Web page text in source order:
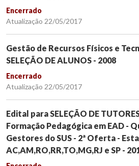
Encerrado
Atualização 22/05/2017
Gestão de Recursos Físicos e
SELEÇÃO DE ALUNOS - 2008
Encerrado
Atualização 22/05/2017
Edital para SELEÇÃO DE
Formação Pedagógica em EAD -
Gestores do SUS - 2ª Oferta -
AC,AM,RO,RR,TO,MG,RJ e SP -